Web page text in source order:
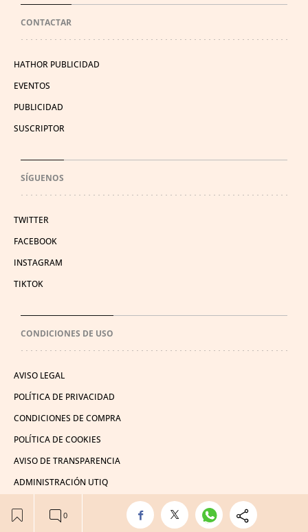
CONTACTAR
HATHOR PUBLICIDAD
EVENTOS
PUBLICIDAD
SUSCRIPTOR
SÍGUENOS
TWITTER
FACEBOOK
INSTAGRAM
TIKTOK
CONDICIONES DE USO
AVISO LEGAL
POLÍTICA DE PRIVACIDAD
CONDICIONES DE COMPRA
POLÍTICA DE COOKIES
AVISO DE TRANSPARENCIA
ADMINISTRACIÓN UTIQ